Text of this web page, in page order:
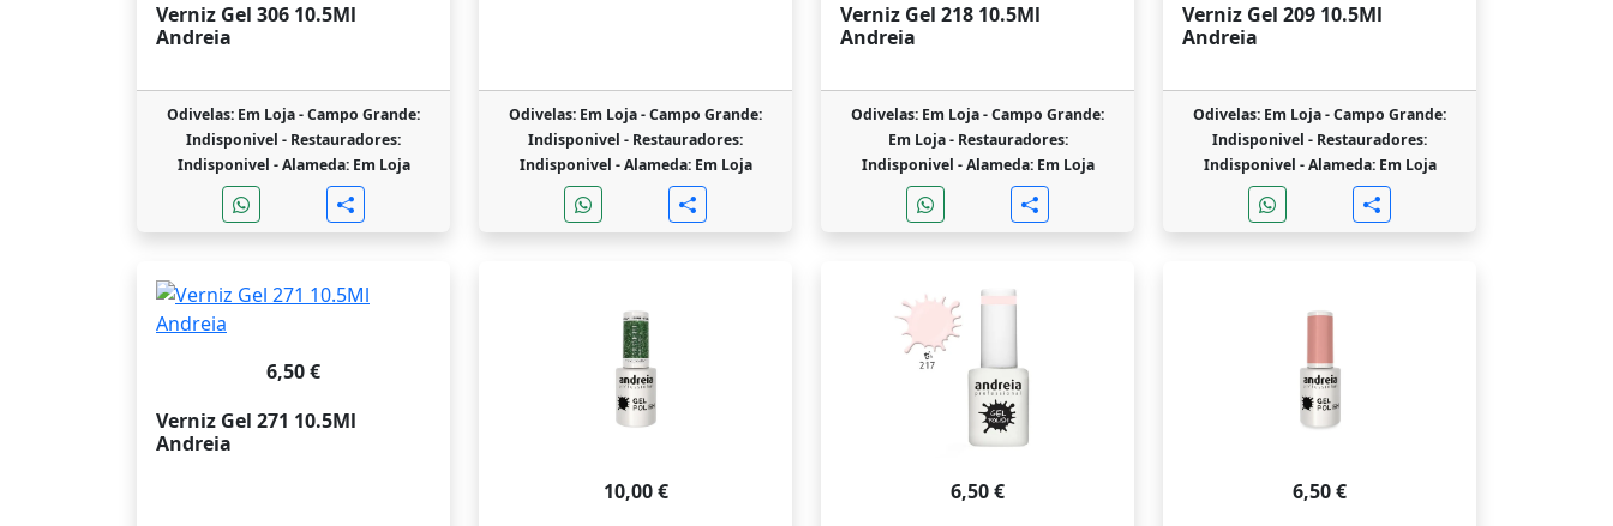
Verniz Gel 306 10.5Ml
Andreia
Odivelas: Em Loja -Campo Grande:
Indisponivel - Restauradores:
Indisponivel -Alameda: Em Loja
Odivelas: Em Loja -Campo Grande:
Indisponivel - Restauradores:
Indisponivel -Alameda: Em Loja
Verniz Gel 218 10.5Ml
Andreia
Odivelas: Em Loja -Campo Grande:
Em Loja - Restauradores:
Indisponivel -Alameda: Em Loja
Verniz Gel 209 10.5Ml
Andreia
Odivelas: Em Loja -Campo Grande:
Indisponivel - Restauradores:
Indisponivel -Alameda: Em Loja
6,50 €
Verniz Gel 271 10.5Ml
Andreia
10,00 €
6,50 €
6,50 €